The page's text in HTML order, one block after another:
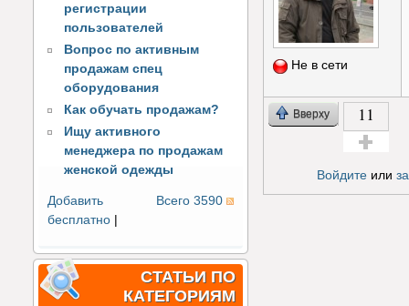
регистрации
пользователей
Вопрос по активным
продажам спец
оборудования
Как обучать продажам?
Ищу активного
менеджера по продажам
женской одежды
Всего 3590
Добавить
бесплатно |
СТАТЬИ ПО
КАТЕГОРИЯМ
Не в сети
Вверху 11
Войдитеили